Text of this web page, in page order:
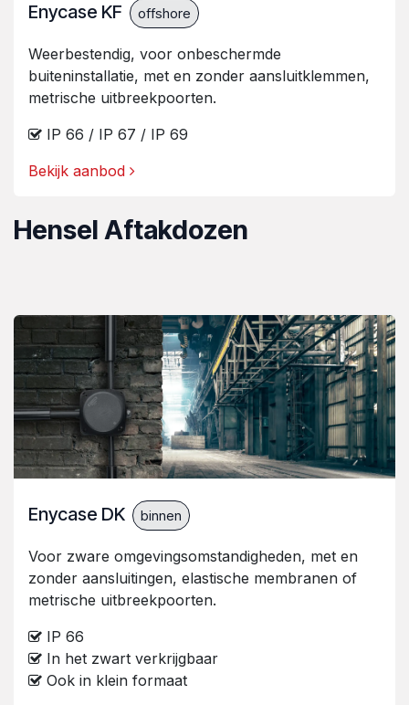
Enycase KF offshore
Weerbestendig, voor onbeschermde
buiteninstallatie, met en zonder aansluitklemmen,
metrische uitbreekpoorten.
IP 66 / IP 67 / IP 69
Bekijk aanbod
Hensel Aftakdozen
Enycase DK binnen
Voor zware omgevingsomstandigheden, met en
zonder aansluitingen, elastische membranen of
metrische uitbreekpoorten.
IP 66
In het zwart verkrijgbaar
Ook in klein formaat